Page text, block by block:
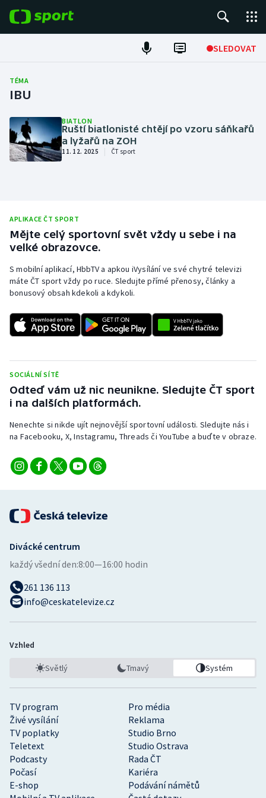
SLEDOVAT
Fotbal
Tenis
Atletika
DALŠÍ SPORTY
Americký fotbal
Baseball a softbal
Biatlon
Boby a skeleton
Box
Florbal
Gymnastika
Házená
Judo
Krasobruslení
Lyže a snowboard
Moderní pětiboj
Motorsport
NEPŘEHLÉDNĚTE
Soutěže
Aplikace ČT sport
AZ kvíz
TÉMA
IBU
BIATLON
Ruští biatlonisté chtějí po vzoru sáňkařů
a lyžařů na ZOH
11. 12. 2025 ČT sport
APLIKACE ČT SPORT
Mějte celý sportovní svět vždy u sebe i na
velké obrazovce.
S mobilní aplikací, HbbTV a apkou iVysílání ve své chytré televizi
máte ČT sport vždy po ruce. Sledujte přímé přenosy, články a
bonusový obsah kdekoli a kdykoli.
SOCIÁLNÍ SÍTĚ
Odteď vám už nic neunikne. Sledujte ČT sport
i na dalších platformách.
Nenechte si nikde ujít nejnovější sportovní události. Sledujte nás i
na Facebooku, X, Instagramu, Threads či YouTube a buďte v obraze.
TV program
Pro média
Živé vysílání
Reklama
TV poplatky
Studio Brno
Teletext
Studio Ostrava
Podcasty
Rada ČT
Počasí
Kariéra
E-shop
Podávání námětů
Divácké centrum
každý všední den:8:00—16:00 hodin
261 136 113
info@ceskatelevize.cz
Vzhled
Světlý Tmavý Systém